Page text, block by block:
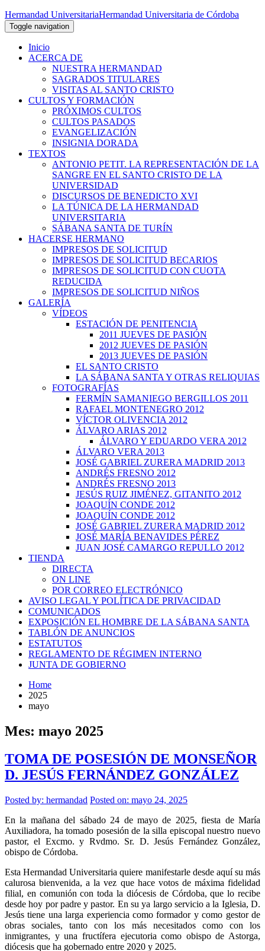
Hermandad UniversitariaHermandad Universitaria de Córdoba
Toggle navigation
Inicio
ACERCA DE
NUESTRA HERMANDAD
SAGRADOS TITULARES
VISITAS AL SANTO CRISTO
CULTOS Y FORMACIÓN
PRÓXIMOS CULTOS
CULTOS PASADOS
EVANGELIZACIÓN
INSIGNIA DORADA
TEXTOS
ANTONIO PETIT. LA REPRESENTACIÓN DE LA
SANGRE EN EL SANTO CRISTO DE LA
UNIVERSIDAD
DISCURSOS DE BENEDICTO XVI
LA TÚNICA DE LA HERMANDAD
UNIVERSITARIA
SÁBANA SANTA DE TURÍN
HACERSE HERMANO
IMPRESOS DE SOLICITUD
IMPRESOS DE SOLICITUD BECARIOS
IMPRESOS DE SOLICITUD CON CUOTA
REDUCIDA
IMPRESOS DE SOLICITUD NIÑOS
GALERÍA
VÍDEOS
ESTACIÓN DE PENITENCIA
2011 JUEVES DE PASIÓN
2012 JUEVES DE PASIÓN
2013 JUEVES DE PASIÓN
EL SANTO CRISTO
LA SÁBANA SANTA Y OTRAS RELIQUIAS
FOTOGRAFÍAS
FERMÍN SAMANIEGO BERGILLOS 2011
RAFAEL MONTENEGRO 2012
VÍCTOR OLIVENCIA 2012
ÁLVARO ARIAS 2012
ÁLVARO Y EDUARDO VERA 2012
ÁLVARO VERA 2013
JOSÉ GABRIEL ZURERA MADRID 2013
ANDRÉS FRESNO 2012
ANDRÉS FRESNO 2013
JESÚS RUIZ JIMÉNEZ, GITANITO 2012
JOAQUÍN CONDE 2012
JOAQUÍN CONDE 2012
JOSÉ GABRIEL ZURERA MADRID 2012
JOSÉ MARÍA BENAVIDES PÉREZ
JUAN JOSÉ CAMARGO REPULLO 2012
TIENDA
DIRECTA
ON LINE
POR CORREO ELECTRÓNICO
AVISO LEGAL Y POLÍTICA DE PRIVACIDAD
COMUNICADOS
EXPOSICIÓN EL HOMBRE DE LA SÁBANA SANTA
TABLÓN DE ANUNCIOS
ESTATUTOS
REGLAMENTO DE RÉGIMEN INTERNO
JUNTA DE GOBIERNO
Home
2025
mayo
Mes: mayo 2025
TOMA DE POSESIÓN DE MONSEÑOR
D. JESÚS FERNÁNDEZ GONZÁLEZ
Posted by: hermandad Posted on: mayo 24, 2025
En la mañana del sábado 24 de mayo de 2025, fiesta de María
Auxiliadora, ha tomado posesión de la silla episcopal nuestro nuevo
pastor, el Excmo. y Rvdmo. Sr. D. Jesús Fernández González,
obispo de Córdoba.
Esta Hermandad Universitaria quiere manifestarle desde aquí su más
calurosa bienvenida, a la vez que hace votos de máxima fidelidad
filial, en comunión con toda la diócesis de Córdoba, que lo recibe
desde hoy por padre y pastor. En su ya largo servicio a la Iglesia, D.
Jesús tiene una larga experiencia como formador y como gestor de
obras sociales, tanto con los más necesitados como con los
inmigrantes, y una fructífera ejecutoria como obispo de Astorga,
diócesis que ha gobernado entre 2020 y 2025.